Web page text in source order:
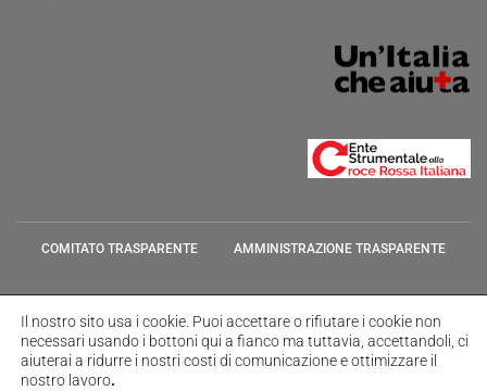
COMITATO TRASPARENTE AMMINISTRAZIONE TRASPARENTE
LINK UTILI FEED RSS
Il nostro sito usa i cookie. Puoi accettare o rifiutare i cookie non
necessari usando i bottoni qui a fianco ma tuttavia, accettandoli, ci
aiuterai a ridurre i nostri costi di comunicazione e ottimizzare il
nostro lavoro.